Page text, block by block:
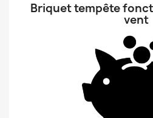
Briquet tempête
vent